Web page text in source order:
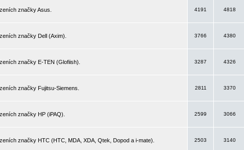
značky Asus.
4191 4818
značky Dell (Axim).
3766 4380
značky E-TEN (Glofiish).
3287 4326
značky Fujitsu-Siemens.
2811 3370
značky HP (iPAQ).
2599 3066
značky HTC (HTC, MDA, XDA, Qtek, Dopod a i-mate).
2503 3140